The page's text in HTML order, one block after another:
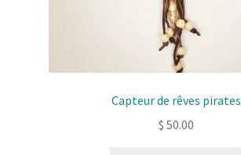
Capteur de rêves pirates
$ 50.00